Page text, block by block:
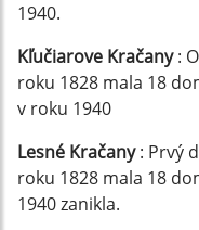
1940.
Kľučiarove Kračany:
roku 1828 mala 18
v roku 1940
Lesné Kračany: Prvý
roku 1828 mala 18
1940 zanikla.